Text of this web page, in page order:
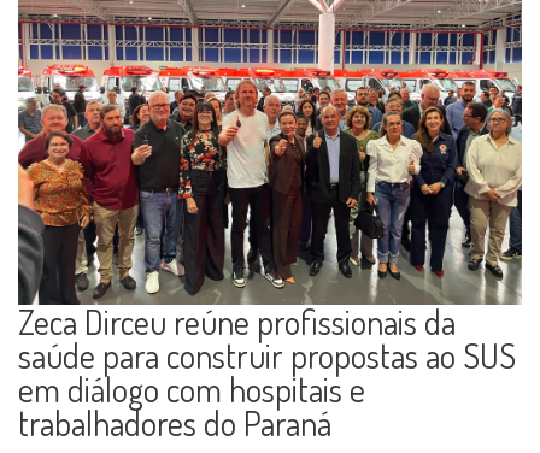
Zeca Dirceu reúne profissionais da
saúde para construir propostas ao SUS
em diálogo com hospitais e
trabalhadores do Paraná